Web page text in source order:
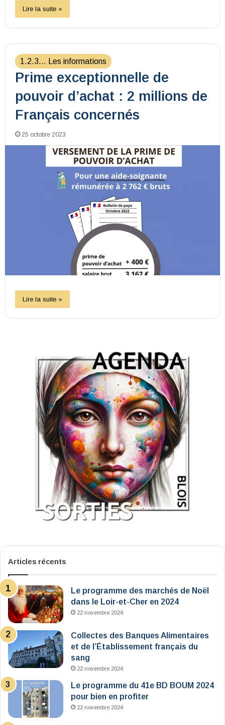
Lire la suite »
1.2.3... Les informations
Prime exceptionnelle de
pouvoir d’achat : 2 millions de
Français concernés
25 octobre 2023
Lire la suite »
Articles récents
Le programme des marchés de Noël
dans le Loir-et-Cher en 2024
22 novembre 2024
Collectes des Banques Alimentaires
et de l’Établissement français du
sang
22 novembre 2024
Le programme du 41e BD BOUM 2024
pour bien en profiter
22 novembre 2024